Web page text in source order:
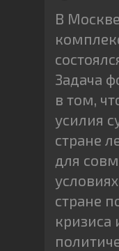
В
Задача
в том,
усилия
стране
для
стране
кризиса